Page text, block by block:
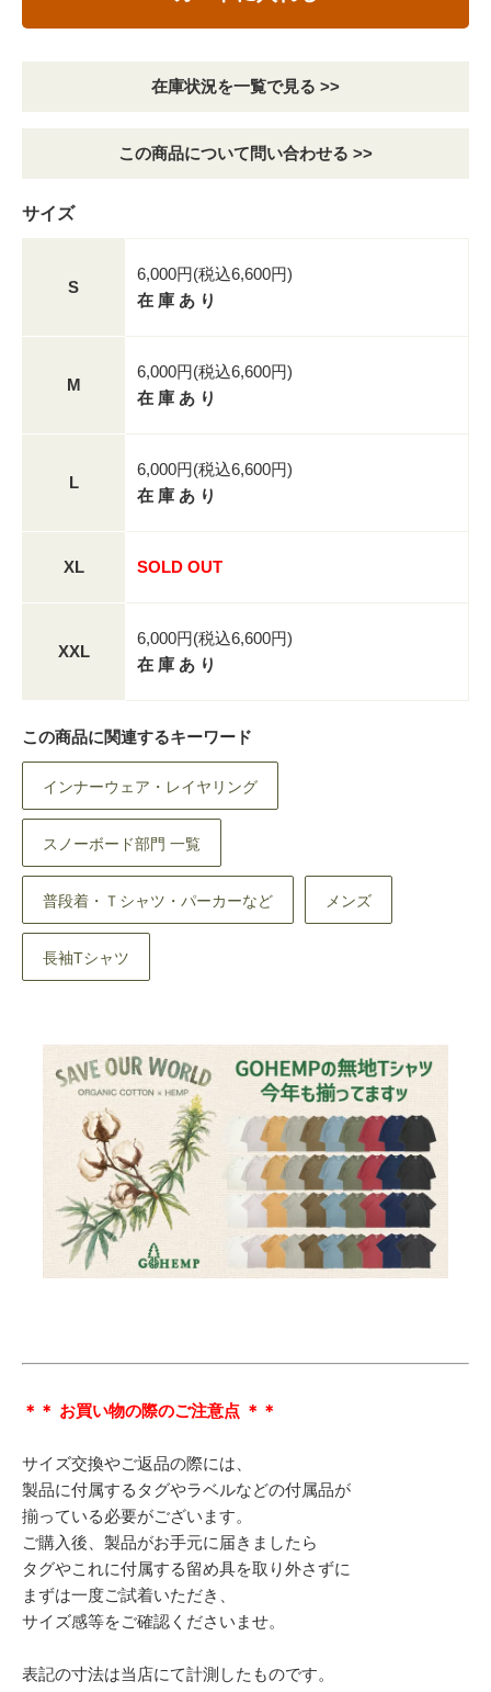
在庫状況を一覧で見る >>
この商品について問い合わせる >>
サイズ
S
6,000円(税込6,600円)
在 庫 あ り
M
6,000円(税込6,600円)
在 庫 あ り
L
6,000円(税込6,600円)
在 庫 あ り
XL SOLD OUT
XXL
6,000円(税込6,600円)
在 庫 あ り
この商品に関連するキーワード
インナーウェア・レイヤリング
スノーボード部門 一覧
普段着・Ｔシャツ・パーカーなど メンズ
長袖Tシャツ
＊＊ お買い物の際のご注意点 ＊＊
サイズ交換やご返品の際には、
製品に付属するタグやラベルなどの付属品が
揃っている必要がございます。
ご購入後、製品がお手元に届きましたら
タグやこれに付属する留め具を取り外さずに
まずは一度ご試着いただき、
サイズ感等をご確認くださいませ。
表記の寸法は当店にて計測したものです。